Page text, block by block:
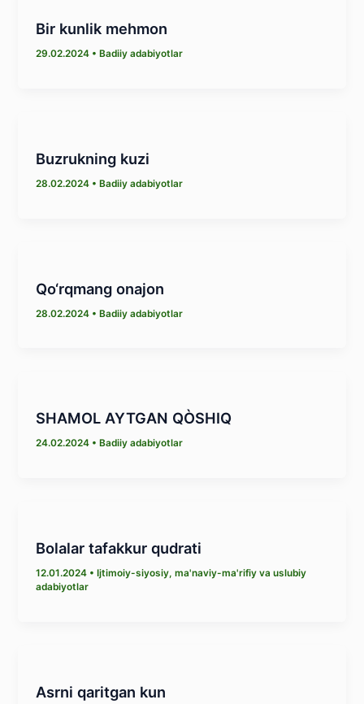
Bir kunlik mehmon
29.02.2024 • Badiiy adabiyotlar
Buzrukning kuzi
28.02.2024 • Badiiy adabiyotlar
Qо‘rqmang onajon
28.02.2024 •Badiiy adabiyotlar
SHAMOL AYTGAN QÒSHIQ
24.02.2024 • Badiiy adabiyotlar
Bolalar tafakkur qudrati
12.01.2024 • Ijtimoiy-siyosiy, ma'naviy-ma'rifiy va uslubiy
adabiyotlar
Asrni qaritgan kun